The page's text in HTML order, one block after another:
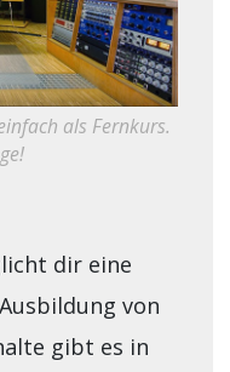
als Fernkurs.
dir eine
von
gibt es in